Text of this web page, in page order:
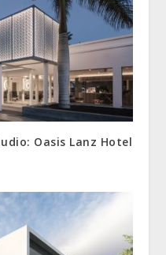
Oasis Lanz Hotel